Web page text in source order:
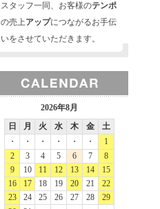
スタッフ一同、お客様のテンポ
の売上アップにつながるお手伝
いをさせていただきます。